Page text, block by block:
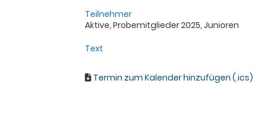
Teilnehmer
Aktive, Probemitglieder 2025, Junioren
Text
Termin zum Kalender hinzufügen (.ics)